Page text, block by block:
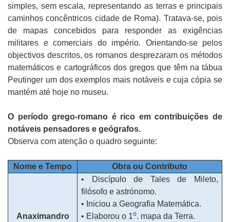
simples, sem escala, representando as terras e principais
caminhos concêntricos cidade de Roma). Tratava-se, pois
de mapas concebidos para responder as exigências
militares e comerciais do império. Orientando-se pelos
objectivos descritos, os romanos desprezaram os métodos
matemáticos e cartográficos dos gregos que têm na tábua
Peutinger um dos exemplos mais notáveis e cuja cópia se
mantém até hoje no museu.
O período grego-romano é rico em contribuições de
notáveis pensadores e geógrafos.
Observa com atenção o quadro seguinte:
Nome e Tempo Obra ou Contributo
Anaximandro
• Discípulo de Tales de Mileto,
filósofo e astrónomo.
• Iniciou a Geografia Matemática.
• Elaborou o 1o. mapa da Terra.